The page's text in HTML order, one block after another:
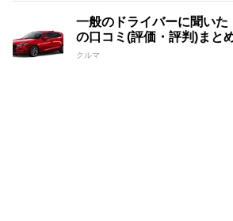
一般のドライバーに聞いた
の口コミ(評価・評判)まと
クルマ